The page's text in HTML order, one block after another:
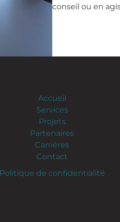
conseil ou en
Accueil
Services
Projets
Partenaires
Carrières
Contact
Politique de confidentialité